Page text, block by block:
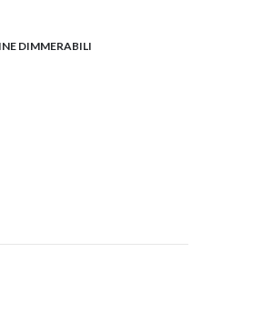
DIMMERABILI